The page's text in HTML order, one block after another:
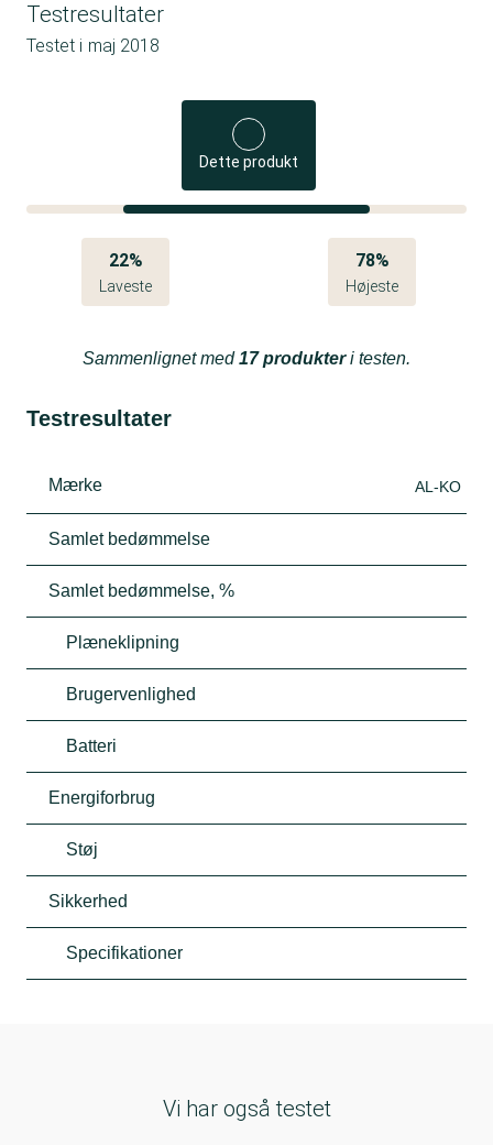
Testresultater
Testet i maj 2018
Dette produkt
22%
Laveste
78%
Højeste
Sammenlignet med17 produkteri testen.
Testresultater
Mærke AL-KO
Samlet bedømmelse
Samlet bedømmelse, %
Plæneklipning
Brugervenlighed
Batteri
Energiforbrug
Støj
Sikkerhed
Specifikationer
Vi har også testet